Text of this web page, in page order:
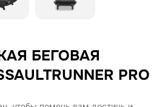
БЕГОВАЯ
PRO